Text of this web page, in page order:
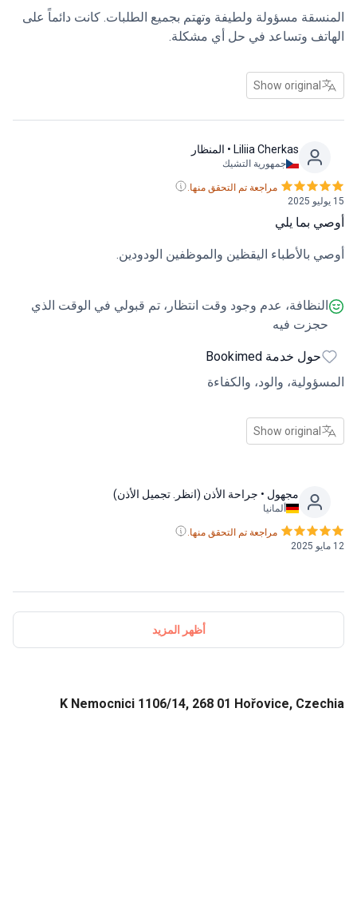
المنسقة مسؤولة ولطيفة وتهتم بجميع الطلبات. كانت دائماً على
الهاتف وتساعد في حل أي مشكلة.
Show original
Liliia Cherkas • المنظار
جمهورية التشيك
15 يوليو 2025
مراجعة تم التحقق منها.
أوصي بما يلي
أوصي بالأطباء اليقظين والموظفين الودودين.
النظافة، عدم وجود وقت انتظار، تم قبولي في الوقت الذي
حجزت فيه
حول خدمة Bookimed
المسؤولية، والود، والكفاءة
Show original
مجهول • جراحة الأذن (انظر. تجميل الأذن)
ألمانيا
12 مايو 2025
مراجعة تم التحقق منها.
أظهر المزيد
K Nemocnici 1106/14, 268 01 Hořovice, Czechia